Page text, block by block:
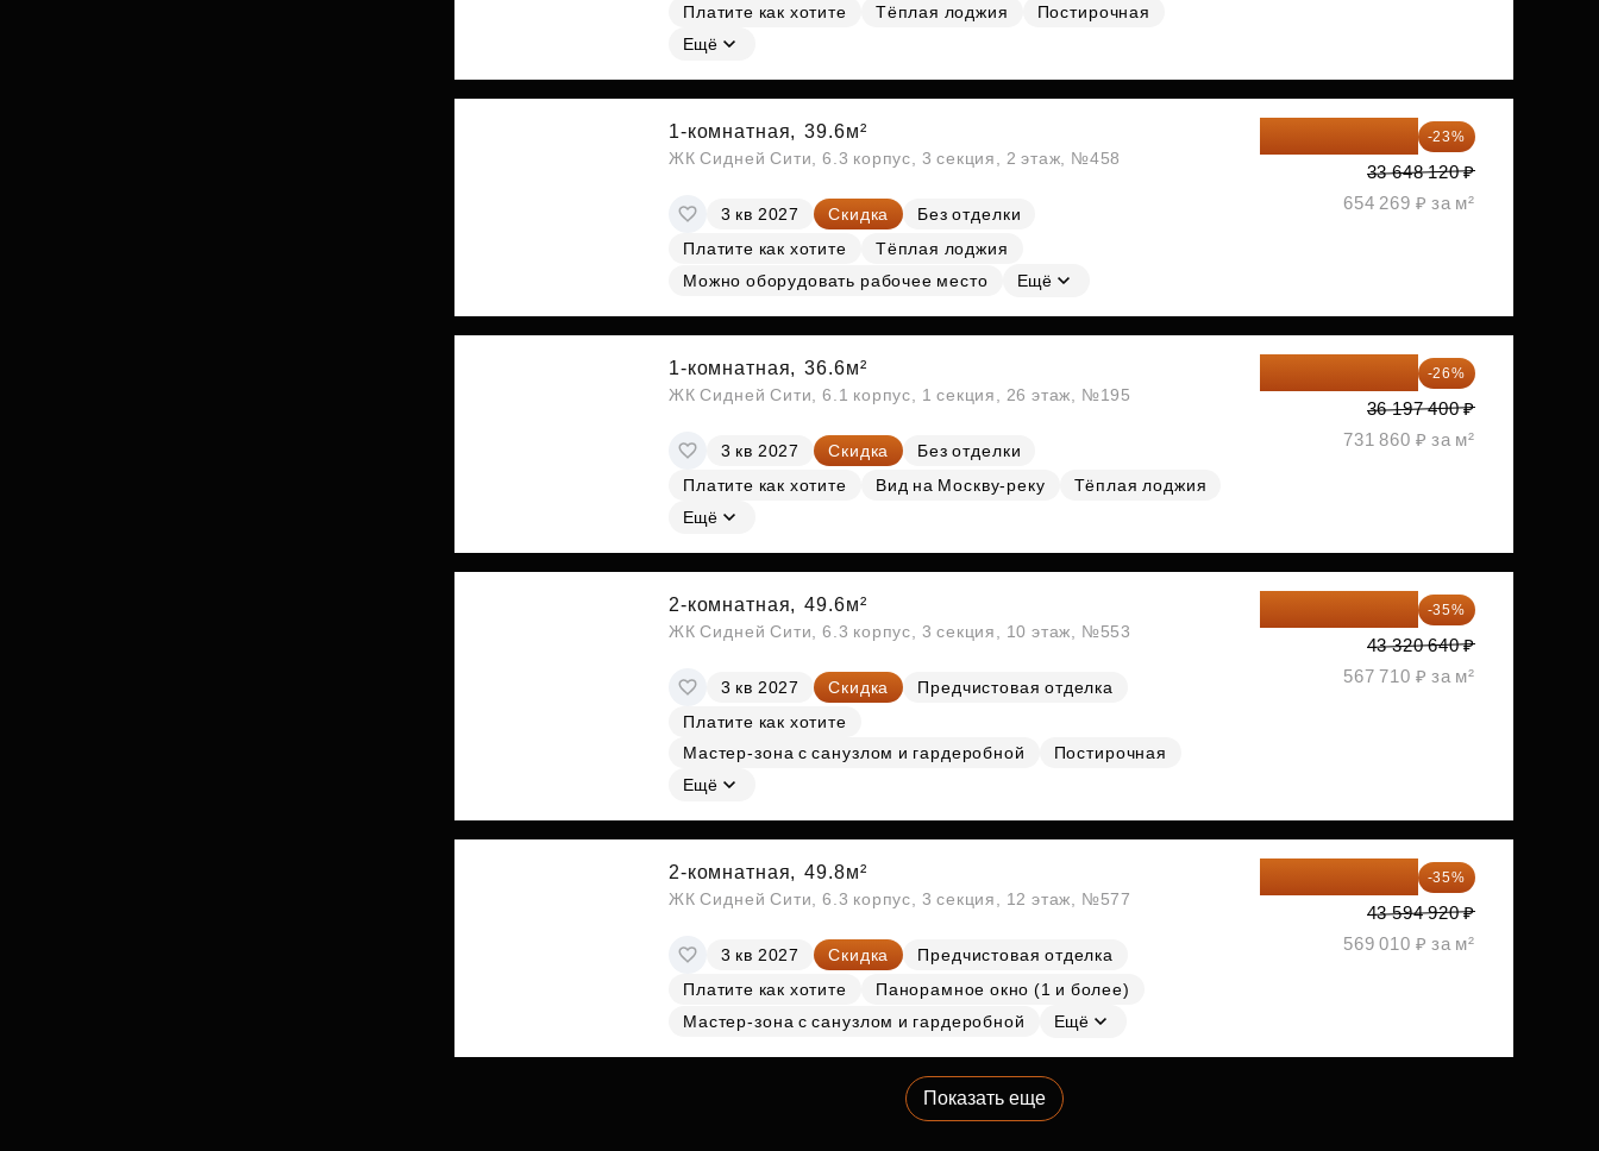
Платите как хотите
Тёплая лоджия
Постирочная
Ещё
1-комнатная, 39.6м²
ЖК Сидней Сити, 6.3 корпус, 3 секция, 2 этаж, №458
3 кв 2027 Скидка
Без отделки
Платите как хотите
Тёплая лоджия
Можно оборудовать рабочее место
Ещё
-23%
33 648 120 ₽
654 269 ₽ за м²
1-комнатная, 36.6м²
ЖК Сидней Сити, 6.1 корпус, 1 секция, 26 этаж, №195
3 кв 2027 Скидка
Без отделки
Платите как хотите
Вид на Москву-реку
Тёплая лоджия
Ещё
-26%
36 197 400 ₽
731 860 ₽ за м²
2-комнатная, 49.6м²
ЖК Сидней Сити, 6.3 корпус, 3 секция, 10 этаж, №553
3 кв 2027 Скидка
Предчистовая отделка
Платите как хотите
Мастер-зона с санузлом и гардеробной
Постирочная
Ещё
-35%
43 320 640 ₽
567 710 ₽ за м²
2-комнатная, 49.8м²
ЖК Сидней Сити, 6.3 корпус, 3 секция, 12 этаж, №577
3 кв 2027 Скидка
Предчистовая отделка
Платите как хотите
Панорамное окно (1 и более)
Мастер-зона с санузлом и гардеробной
Ещё
-35%
43 594 920 ₽
569 010 ₽ за м²
Показать еще